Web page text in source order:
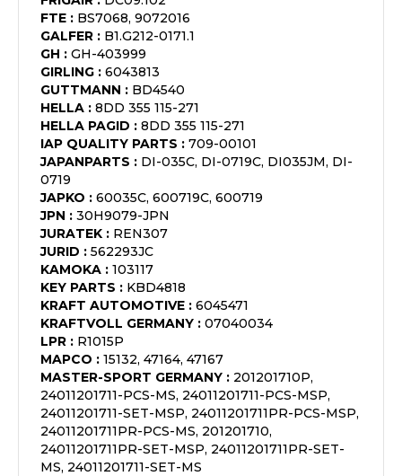
FTE : BS7068, 9072016
GALFER : B1.G212-0171.1
GH : GH-403999
GIRLING : 6043813
GUTTMANN : BD4540
HELLA : 8DD 355 115-271
HELLA PAGID : 8DD 355 115-271
IAP QUALITY PARTS : 709-00101
JAPANPARTS : DI-035C, DI-0719C, DI035JM, DI-
0719
JAPKO : 60035C, 600719C, 600719
JPN : 30H9079-JPN
JURATEK : REN307
JURID : 562293JC
KAMOKA : 103117
KEY PARTS : KBD4818
KRAFT AUTOMOTIVE : 6045471
KRAFTVOLL GERMANY : 07040034
LPR : R1015P
MAPCO : 15132, 47164, 47167
MASTER-SPORT GERMANY : 201201710P,
24011201711-PCS-MS, 24011201711-PCS-MSP,
24011201711-SET-MSP, 24011201711PR-PCS-MSP,
24011201711PR-PCS-MS, 201201710,
24011201711PR-SET-MSP, 24011201711PR-SET-
MS, 24011201711-SET-MS